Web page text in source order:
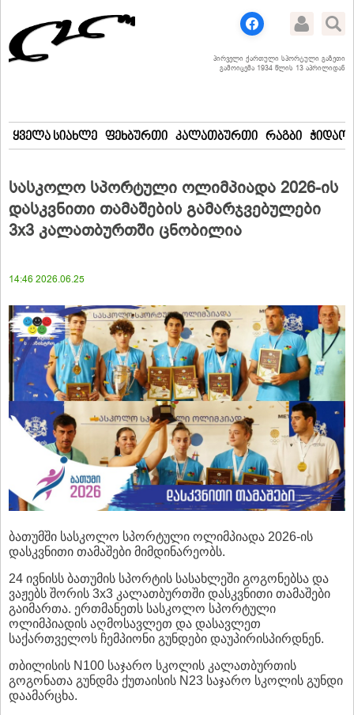
პირველი ქართული სპორტული გაზეთი
გამოიცემა 1934 წლის 13 აპრილიდან
ყველა სიახლე ფეხბურთი კალათბურთი რაგბი
სასკოლო სპორტული ოლიმპიადა 2026-ის
დასკვნითი თამაშების გამარჯვებულები
3x3 კალათბურთში ცნობილია
14:46 2026.06.25
ბათუმში სასკოლო სპორტული ოლიმპიადა 2026-ის
დასკვნითი თამაშები მიმდინარეობს.
24 ივნისს ბათუმის სპორტის სასახლეში გოგონებსა და
ვაჟებს შორის 3x3 კალათბურთში დასკვნითი თამაშები
გაიმართა. ერთმანეთს სასკოლო სპორტული
ოლიმპიადის აღმოსავლეთ და დასავლეთ
საქართველოს ჩემპიონი გუნდები დაუპირისპირდნენ.
თბილისის N100 საჯარო სკოლის კალათბურთის
გოგონათა გუნდმა ქუთაისის N23 საჯარო სკოლის გუნდი
დაამარცხა.